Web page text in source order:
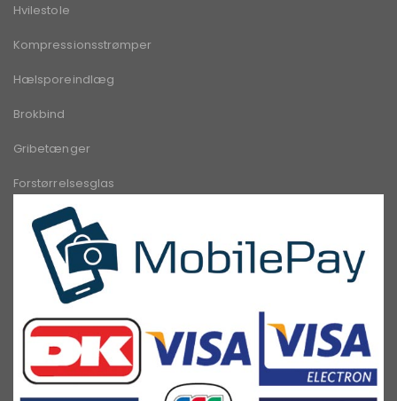
Hvilestole
Kompressionsstrømper
Hælsporeindlæg
Brokbind
Gribetænger
Forstørrelsesglas